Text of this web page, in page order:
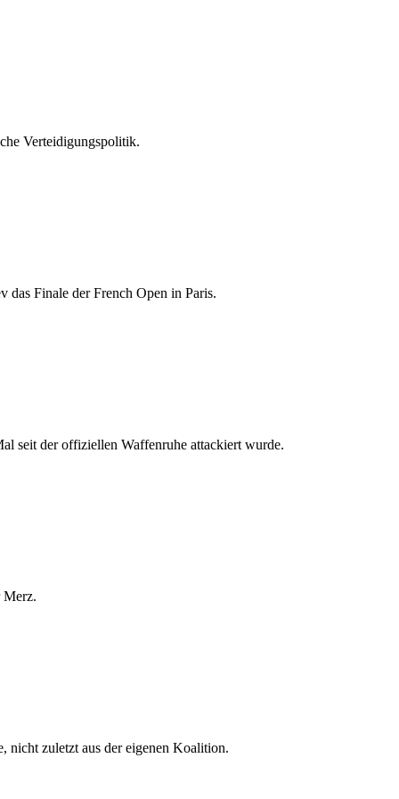
Verteidigungspolitik.
das Finale der French Open in Paris.
seit der offiziellen Waffenruhe attackiert wurde.
Merz.
nicht zuletzt aus der eigenen Koalition.